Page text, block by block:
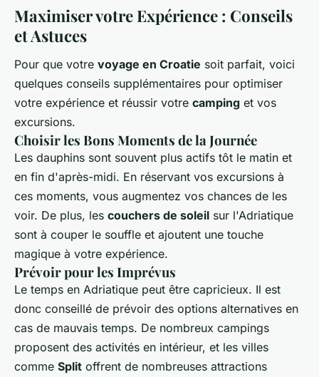
Maximiser votre Expérience : Conseils
et Astuces
Pour que votre voyage en Croatie soit parfait, voici
quelques conseils supplémentaires pour optimiser
votre expérience et réussir votre camping et vos
excursions.
Choisir les Bons Moments de la Journée
Les dauphins sont souvent plus actifs tôt le matin et
en fin d'après-midi. En réservant vos excursions à
ces moments, vous augmentez vos chances de les
voir. De plus, les couchers de soleil sur l'Adriatique
sont à couper le souffle et ajoutent une touche
magique à votre expérience.
Prévoir pour les Imprévus
Le temps en Adriatique peut être capricieux. Il est
donc conseillé de prévoir des options alternatives en
cas de mauvais temps. De nombreux campings
proposent des activités en intérieur, et les villes
comme Split offrent de nombreuses attractions